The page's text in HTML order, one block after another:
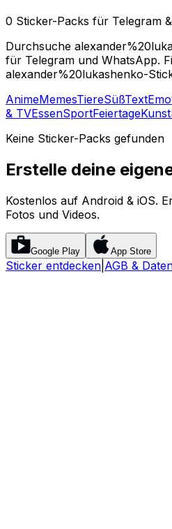
0 Sticker-Packs für Telegram
Durchsuche
für Telegram und WhatsApp.
alexander%20lukashenko-
AnimeMemesTiereSüßText
& TVEssenSportFeiertageKunst
Keine Sticker-Packs gefunden
Erstelle deine
Kostenlos auf Android & iOS.
Fotos und Videos.
Google Play App Store
Sticker entdecken AGB &